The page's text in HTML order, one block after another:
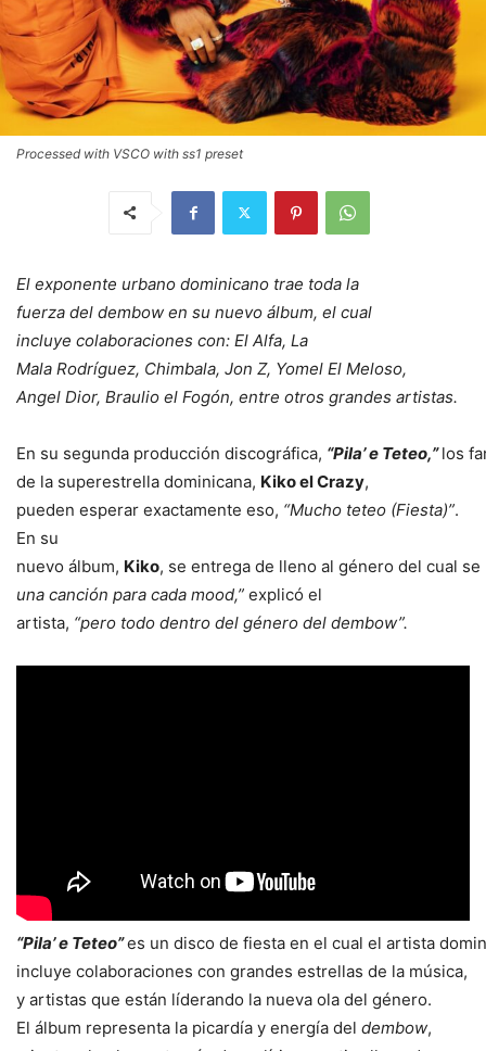
Processed with VSCO with ss1 preset
El exponente urbano dominicano trae toda la
fuerza del dembow en su nuevo álbum, el cual
incluye colaboraciones con: El Alfa, La
Mala Rodríguez, Chimbala, Jon Z, Yomel El Meloso,
Angel Dior, Braulio el Fogón, entre otros grandes artistas.
En su segunda producción discográfica, “Pila’ e Teteo,”los
de la superestrella dominicana, Kiko el Crazy,
pueden esperar exactamente eso, “Mucho teteo (Fiesta)”.
En su
nuevo álbum, Kiko, se entrega de lleno al género del cual
una canción para cada mood,” explicó el
artista, “pero todo dentro del género del dembow”.
“Pila’ e Teteo”es un disco de fiesta en el cual el artista
incluye colaboraciones con grandes estrellas de la música,
y artistas que están líderando la nueva ola del género.
El álbum representa la picardía y energía del dembow,